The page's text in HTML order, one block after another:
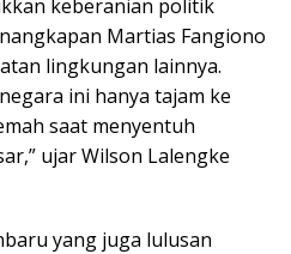
keberanian politik
Martias Fangiono
lingkungan lainnya.
ini hanya tajam ke
saat menyentuh
ujar Wilson Lalengke
yang juga lulusan